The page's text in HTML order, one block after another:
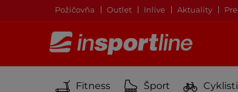
Požičovňa Outlet Inlive Aktuality
Fitness Šport